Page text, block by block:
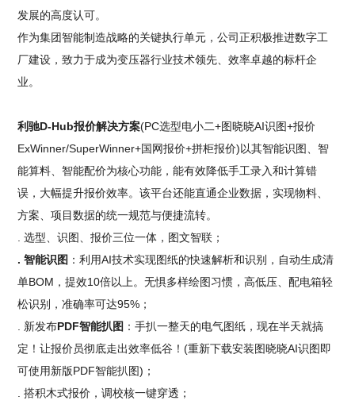
发展的高度认可。
作为集团智能制造战略的关键执行单元，公司正积极推进数字工
厂建设，致力于成为变压器行业技术领先、效率卓越的标杆企
业。
利驰D-Hub报价解决方案(PC选型电小二+图晓晓AI识图+报价
ExWinner/SuperWinner+国网报价+拼柜报价)以其智能识图、智
能算料、智能配价为核心功能，能有效降低手工录入和计算错
误，大幅提升报价效率。该平台还能直通企业数据，实现物料、
方案、项目数据的统一规范与便捷流转。
. 选型、识图、报价三位一体，图文智联；
. 智能识图 ：利用AI技术实现图纸的快速解析和识别，自动生成清
单BOM，提效10倍以上。无惧多样绘图习惯，高低压、配电箱轻
松识别，准确率可达95%；
. 新发布PDF智能扒图 ：手扒一整天的电气图纸，现在半天就搞
定！让报价员彻底走出效率低谷！(重新下载安装图晓晓AI识图即
可使用新版PDF智能扒图)；
. 搭积木式报价，调校核一键穿透；